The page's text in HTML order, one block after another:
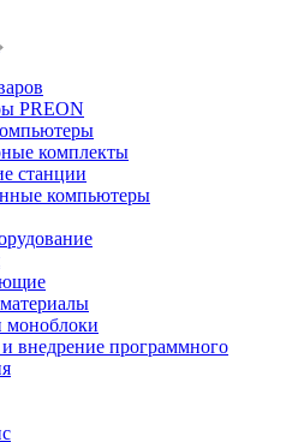
PREON
комплекты
станции
компьютеры
моноблоки
и внедрение программного